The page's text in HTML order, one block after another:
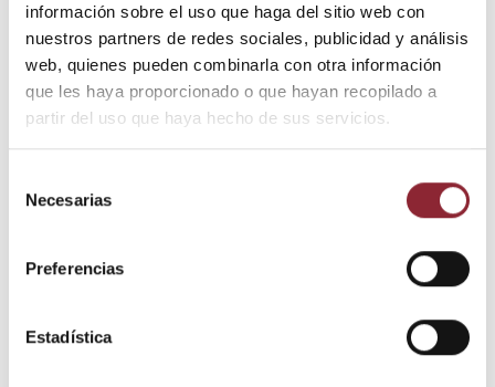
información sobre el uso que haga del sitio web con
nuestros partners de redes sociales, publicidad y análisis
web, quienes pueden combinarla con otra información
que les haya proporcionado o que hayan recopilado a
partir del uso que haya hecho de sus servicios.
Necesarias
Preferencias
Estadística
Colgantes 35,00 €